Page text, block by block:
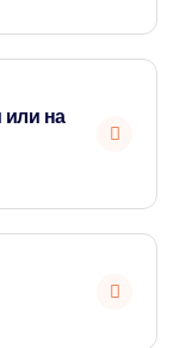
от 5 лет и
на
кабине под